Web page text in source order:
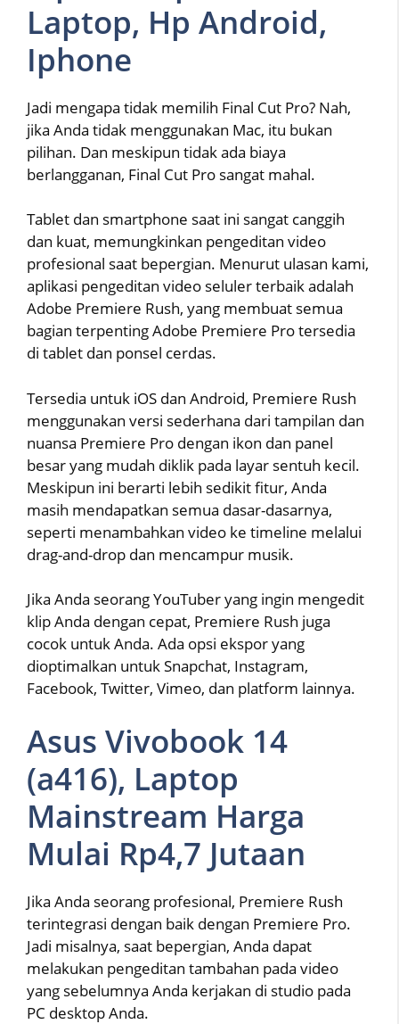
Laptop, Hp Android,
Iphone
Jadi mengapa tidak memilih Final Cut Pro? Nah,
jika Anda tidak menggunakan Mac, itu bukan
pilihan. Dan meskipun tidak ada biaya
berlangganan, Final Cut Pro sangat mahal.
Tablet dan smartphone saat ini sangat canggih
dan kuat, memungkinkan pengeditan video
profesional saat bepergian. Menurut ulasan kami,
aplikasi pengeditan video seluler terbaik adalah
Adobe Premiere Rush, yang membuat semua
bagian terpenting Adobe Premiere Pro tersedia
di tablet dan ponsel cerdas.
Tersedia untuk iOS dan Android, Premiere Rush
menggunakan versi sederhana dari tampilan dan
nuansa Premiere Pro dengan ikon dan panel
besar yang mudah diklik pada layar sentuh kecil.
Meskipun ini berarti lebih sedikit fitur, Anda
masih mendapatkan semua dasar-dasarnya,
seperti menambahkan video ke timeline melalui
drag-and-drop dan mencampur musik.
Jika Anda seorang YouTuber yang ingin mengedit
klip Anda dengan cepat, Premiere Rush juga
cocok untuk Anda. Ada opsi ekspor yang
dioptimalkan untuk Snapchat, Instagram,
Facebook, Twitter, Vimeo, dan platform lainnya.
Asus Vivobook 14
(a416), Laptop
Mainstream Harga
Mulai Rp4,7 Jutaan
Jika Anda seorang profesional, Premiere Rush
terintegrasi dengan baik dengan Premiere Pro.
Jadi misalnya, saat bepergian, Anda dapat
melakukan pengeditan tambahan pada video
yang sebelumnya Anda kerjakan di studio pada
PC desktop Anda.